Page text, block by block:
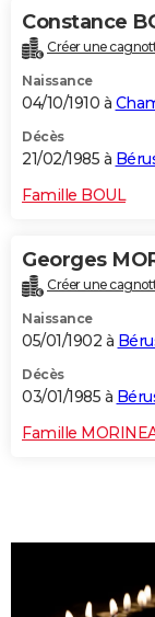
Constance
Créer une
Naissance
04/10/1910 à
Décès
21/02/1985 à
Famille BOUL
Georges
Créer une
Naissance
05/01/1902 à
Décès
03/01/1985 à
Famille